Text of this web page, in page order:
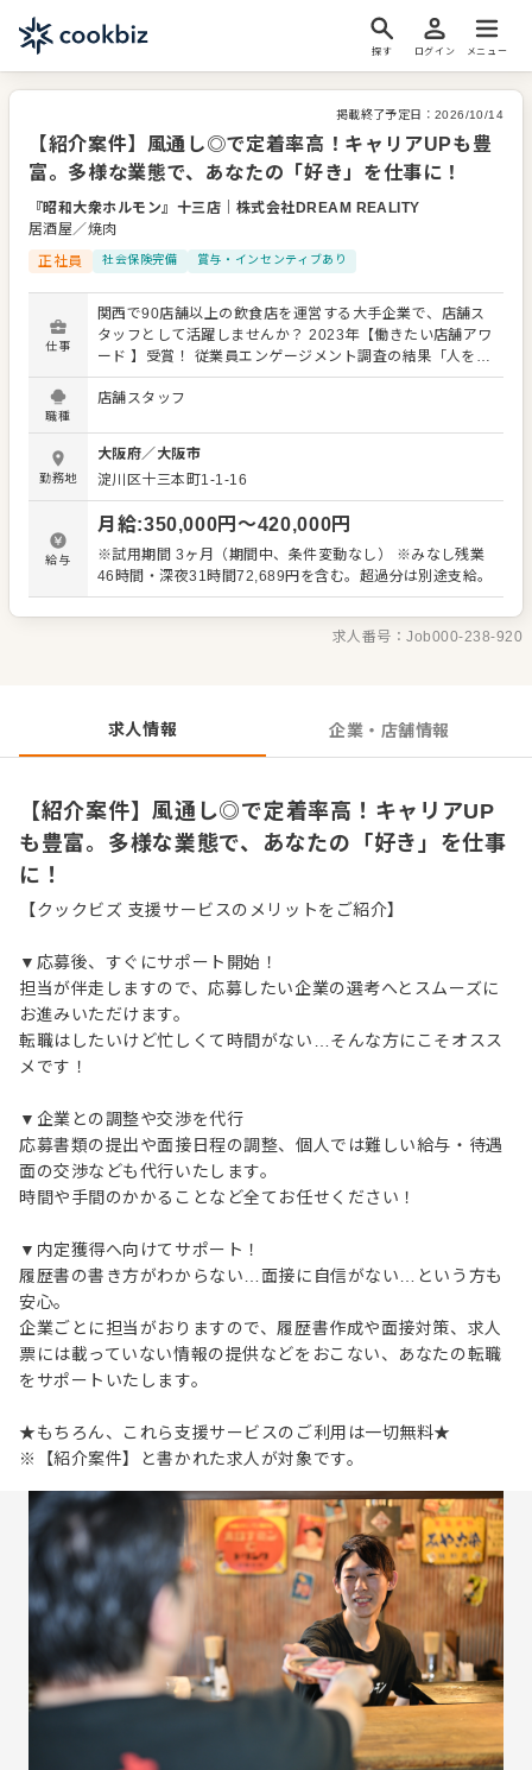
探す ログイン メニュー
掲載終了予定日： 2026/10/14
【紹介案件】風通し◎で定着率高！キャリアUPも豊
富。多様な業態で、あなたの「好き」を仕事に！
『昭和大衆ホルモン』十三店
株式会社DREAM REALITY
居酒屋／焼肉
正社員
社会保険完備 賞与・インセンティブあり
仕事
関西で90店舗以上の飲食店を運営する大手企業で、店舗ス
タッフとして活躍しませんか？ 2023年【働きたい店舗アワ
ード 】受賞！ 従業員エンゲージメント調査の結果「人を大
切にする企業」として表彰されました。 安定性抜群。あな
たの接客・調理経験を活かし、お客様に最高の時間を提供
ンを覚えることからスタート。レギュラーメニューに加
え、季節の限定メニューも提供するため、幅広いスキルを
習得できます。 開店・閉店準備、接客全般（ご案内、オー
ダー、レジ対応、ドリンク作りなど）、簡単な調理や仕込
み、仕入れ・在庫管理、まかない作り、アルバイトスタッ
フの教育など、多岐にわたる業務をお任せします。オペレ
ーション改善のアイデアも大歓迎です。 スキルに合わせた
験が浅い方も安心して成長できる環境です。将来的には、
店長や料理長、SVといった本部職へのキャリアアップも目
職種
店舗スタッフ
勤務地
大阪府／ 大阪市
淀川区十三本町1-1-16
給与
月給:350,000円〜420,000円
※試用期間 3ヶ月（期間中、条件変動なし） ※みなし残業
46時間・深夜31時間72,689円を含む。超過分は別途支給。
求人番号：Job000-238-920
求人情報 企業・店舗情報
【紹介案件】風通し◎で定着率高！キャリアUP
も豊富。多様な業態で、あなたの「好き」を仕事
に！
【クックビズ 支援サービスのメリットをご紹介】
▼応募後、すぐにサポート開始！
担当が伴走しますので、応募したい企業の選考へとスムーズに
お進みいただけます。
転職はしたいけど忙しくて時間がない…そんな方にこそオスス
メです！
▼企業との調整や交渉を代行
応募書類の提出や面接日程の調整、個人では難しい給与・待遇
面の交渉なども代行いたします。
時間や手間のかかることなど全てお任せください！
▼内定獲得へ向けてサポート！
履歴書の書き方がわからない…面接に自信がない…という方も
安心。
企業ごとに担当がおりますので、履歴書作成や面接対策、求人
票には載っていない情報の提供などをおこない、あなたの転職
をサポートいたします。
★もちろん、これら支援サービスのご利用は一切無料★
※【紹介案件】と書かれた求人が対象です。